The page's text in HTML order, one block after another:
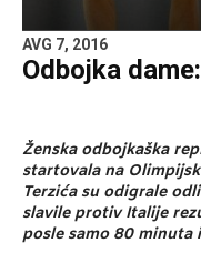
AVG 7, 2016
Odbojka
Ženska odbojkaška
startovala na
Terzića su odigrale
slavile protiv Italije
posle samo 80 minuta